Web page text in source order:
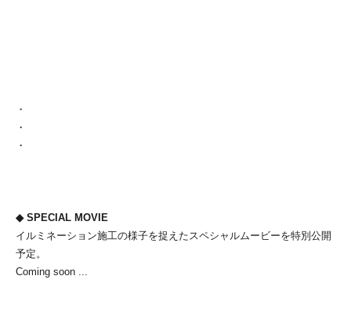
・
・
・
◆ SPECIAL MOVIE
イルミネーション施工の様子を捉えたスペシャルムービーを特別公開
予定。
Coming soon ...